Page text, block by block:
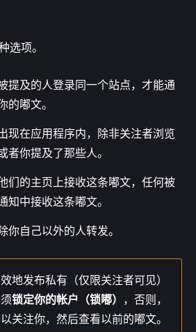
选项。
提及的人登录同一个站点，才能通
的嘟文。
现在应用程序内，除非关注者浏览
者你提及了那些人。
们的主页上接收这条嘟文，任何被
知中接收这条嘟文。
你自己以外的人转发。
地发布私有（仅限关注者可见）
锁定你的帐户（锁嘟） ，否则，
关注你，然后查看以前的嘟文。